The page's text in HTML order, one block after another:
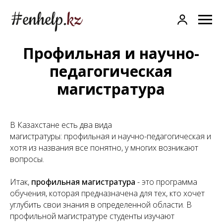
Профильная и научно-
педагогическая
магистратура
В Казахстане есть два вида
магистратуры: профильная и научно-педагогическая и
хотя из названия все понятно, у многих возникают
вопросы.
Итак, профильная магистратура - это программа
обучения, которая предназначена для тех, кто хочет
углубить свои знания в определенной области. В
профильной магистратуре студенты изучают